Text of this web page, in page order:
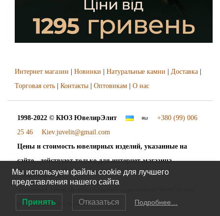
Интернет магазин Новинки Натуральные камни Доставка
Торговая сеть
Контакты Оптовикам О нас
1998-2022 © КЮЗ ЮвелирЭлит
+380 (99) 006
25 46
Kiev.juvelit@gmail.com
Цены и стоимость ювелирных изделий, указанные на
сайте - действуют только для интернет-магазина
"ЮвелирЭлит".
во все города и сёла Украины
Мы используем файлы cookie для лучшего
представления нашего сайта
Принять Отказаться Подробнее…